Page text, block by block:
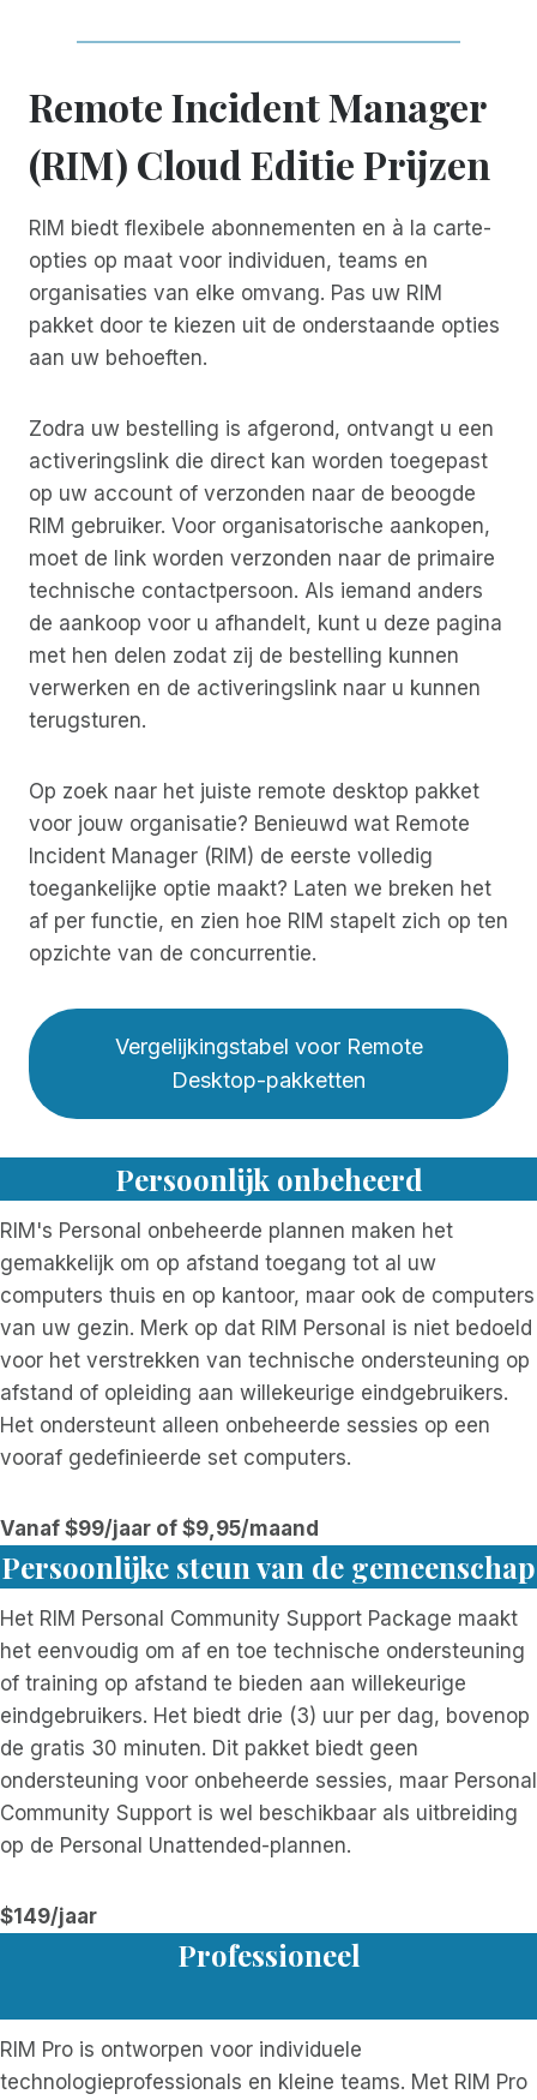
Remote Incident Manager
(RIM) Cloud Editie Prijzen
RIM biedt flexibele abonnementen en à la carte-
opties op maat voor individuen, teams en
organisaties van elke omvang. Pas uw RIM
pakket door te kiezen uit de onderstaande opties
aan uw behoeften.
Zodra uw bestelling is afgerond, ontvangt u een
activeringslink die direct kan worden toegepast
op uw account of verzonden naar de beoogde
RIM gebruiker. Voor organisatorische aankopen,
moet de link worden verzonden naar de primaire
technische contactpersoon. Als iemand anders
de aankoop voor u afhandelt, kunt u deze pagina
met hen delen zodat zij de bestelling kunnen
verwerken en de activeringslink naar u kunnen
terugsturen.
Op zoek naar het juiste remote desktop pakket
voor jouw organisatie? Benieuwd wat Remote
Incident Manager (RIM) de eerste volledig
toegankelijke optie maakt? Laten we breken het
af per functie, en zien hoe RIM stapelt zich op ten
opzichte van de concurrentie.
Vergelijkingstabel voor Remote
Desktop-pakketten
Persoonlijk onbeheerd
RIM's Personal onbeheerde plannen maken het
gemakkelijk om op afstand toegang tot al uw
computers thuis en op kantoor, maar ook de computers
van uw gezin. Merk op dat RIM Personal is niet bedoeld
voor het verstrekken van technische ondersteuning op
afstand of opleiding aan willekeurige eindgebruikers.
Het ondersteunt alleen onbeheerde sessies op een
vooraf gedefinieerde set computers.
Vanaf $99/jaar of $9,95/maand
Persoonlijke steun van de gemeenschap
Het RIM Personal Community Support Package maakt
het eenvoudig om af en toe technische ondersteuning
of training op afstand te bieden aan willekeurige
eindgebruikers. Het biedt drie (3) uur per dag, bovenop
de gratis 30 minuten. Dit pakket biedt geen
ondersteuning voor onbeheerde sessies, maar Personal
Community Support is wel beschikbaar als uitbreiding
op de Personal Unattended-plannen.
$149/jaar
Professioneel
RIM Pro is ontworpen voor individuele
technologieprofessionals en kleine teams. Met RIM Pro